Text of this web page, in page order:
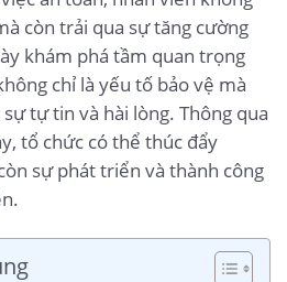
còn trải qua sự tăng cường
khám phá tầm quan trọng
chỉ là yếu tố bảo vệ mà
tự tin và hài lòng. Thông qua
tổ chức có thể thúc đẩy
sự phát triển và thành công